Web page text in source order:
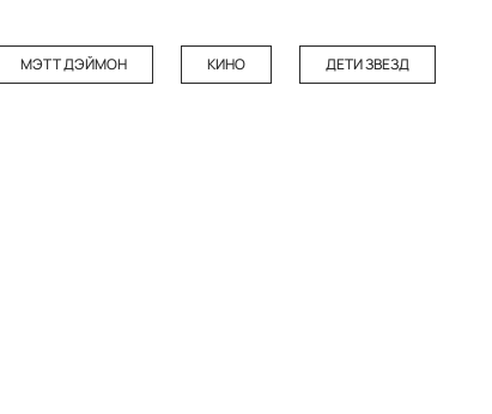
МЭТТ ДЭЙМОН КИНО ДЕТИ ЗВЕЗД